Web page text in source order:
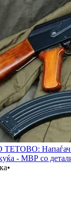
Напаѓач
- МВР со
•